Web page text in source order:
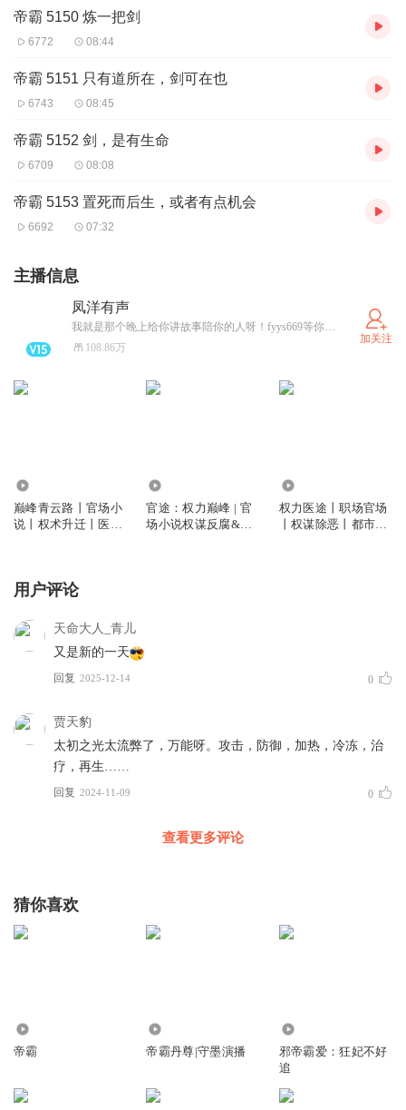
帝霸 5150 炼一把剑
6772 08:44
帝霸 5151 只有道所在，剑可在也
6743 08:45
帝霸 5152 剑，是有生命
6709 08:08
帝霸 5153 置死而后生，或者有点机会
6692 07:32
主播信息
凤洋有声
我就是那个晚上给你讲故事陪你的人呀！fyys669等你来摧更！
108.86万
加关注
巅峰青云路丨官场小
说丨权术升迁丨医官
官途：权力巅峰 | 官
场小说权谋反腐&权
权力医途丨职场官场
丨权谋除恶丨都市爽
用户评论
天命大人_青儿
又是新的一天
回复 2025-12-14 0
贾天豹
太初之光太流弊了，万能呀。攻击，防御，加热，冷冻，治
疗，再生……
回复 2024-11-09 0
查看更多评论
猜你喜欢
帝霸 帝霸丹尊|守墨演播
邪帝霸爱：狂妃不好
追